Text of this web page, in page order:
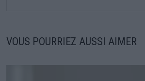
VOUS POURRIEZ AUSSI AIMER